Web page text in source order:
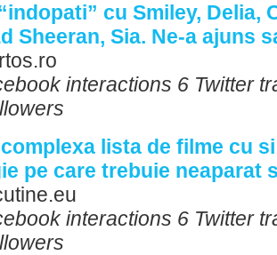
cu Smiley, Delia,
Sheeran, Sia. Ne-a ajuns
interactions 6 Twitter
lista de filme cu
pe care trebuie neaparat
interactions 6 Twitter